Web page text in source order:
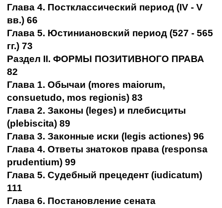
Глава 4. Постклассический период (IV - V
вв.) 66
Глава 5. Юстиниановский период (527 - 565
гг.) 73
Раздел II. ФОРМЫ ПОЗИТИВНОГО ПРАВА
82
Глава 1. Обычаи (mores maiorum,
consuetudo, mos regionis) 83
Глава 2. Законы (leges) и плебисциты
(plebiscita) 89
Глава 3. Законные иски (legis actiones) 96
Глава 4. Ответы знатоков права (responsa
prudentium) 99
Глава 5. Судебный прецедент (iudicatum)
111
Глава 6. Постановление сената